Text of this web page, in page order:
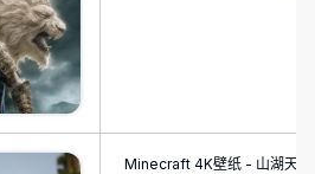
Minecraft 4K壁纸 - 山湖天堂